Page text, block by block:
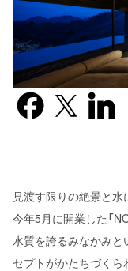
Facebook
X
見渡す限りの絶景と水
今年5月に開業した「
水質を誇るみなかみと
セプトがかたちづくら